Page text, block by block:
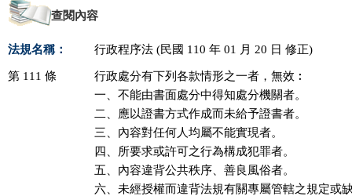
查閱內容
法規名稱： 行政程序法 (民國 110 年 01 月 20 日 修正)
第 111 條
行政處分有下列各款情形之一者，無效︰
一、不能由書面處分中得知處分機關者。
二、應以證書方式作成而未給予證書者。
三、內容對任何人均屬不能實現者。
四、所要求或許可之行為構成犯罪者。
五、內容違背公共秩序、善良風俗者。
六、未經授權而違背法規有關專屬管轄之規定或